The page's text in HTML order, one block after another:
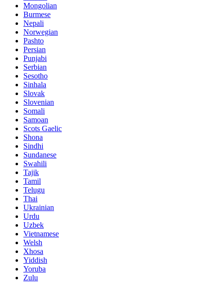
Mongolian
Burmese
Nepali
Norwegian
Pashto
Persian
Punjabi
Serbian
Sesotho
Sinhala
Slovak
Slovenian
Somali
Samoan
Scots Gaelic
Shona
Sindhi
Sundanese
Swahili
Tajik
Tamil
Telugu
Thai
Ukrainian
Urdu
Uzbek
Vietnamese
Welsh
Xhosa
Yiddish
Yoruba
Zulu